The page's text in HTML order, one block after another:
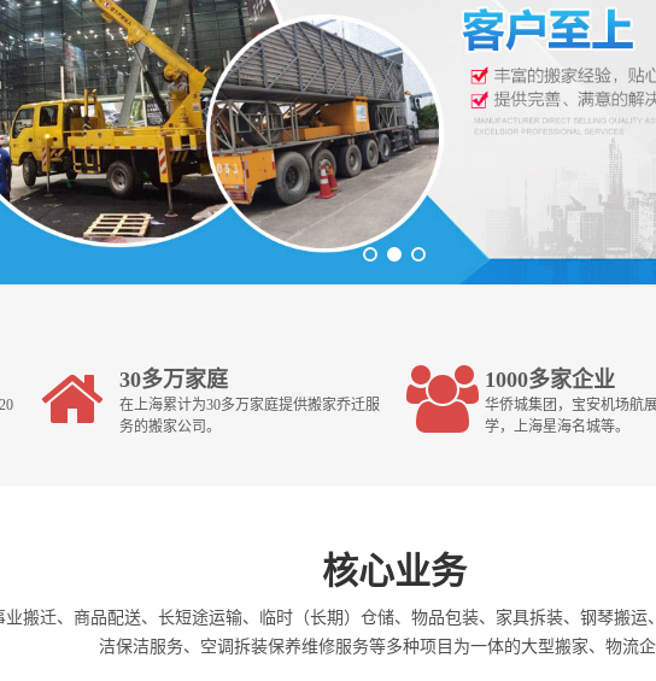
30多万家庭
在上海累计为30多万家庭提供搬家乔迁服
务的搬家公司。
1000多家企业
华侨城集团，宝安机场航
学，上海星海名城等。
核心业务
业搬迁、商品配送、长短途运输、临时（长期）仓储、物品包装、家具拆装、钢琴搬
洁保洁服务、空调拆装保养维修服务等多种项目为一体的大型搬家、物流企